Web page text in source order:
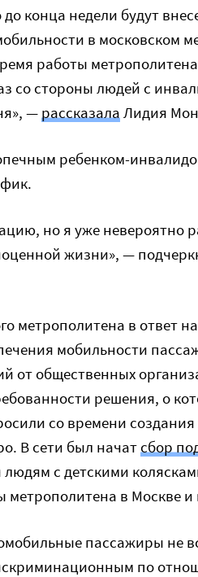
конца недели будут
в московском
работы
со стороны людей с
—рассказалаЛидия
ребенком-
но я уже невероятно
жизни», —
метрополитена в ответ
мобильности
от общественных
решения, о
со времени
В сети был начатсбор
с детскими
метрополитена в Москве и
пассажиры не
по